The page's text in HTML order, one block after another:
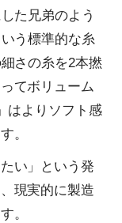
た兄弟のよう
う標準的な糸
さの糸を2本撚
てボリューム
はよりソフト感
。
い」という発
現実的に製造
。